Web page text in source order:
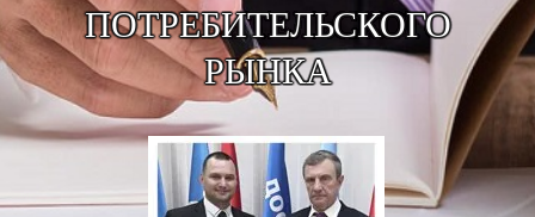
ПОТРЕБИТЕЛЬСКОГО
РЫНКА